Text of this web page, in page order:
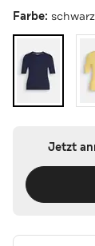
Farbe:
Jetzt